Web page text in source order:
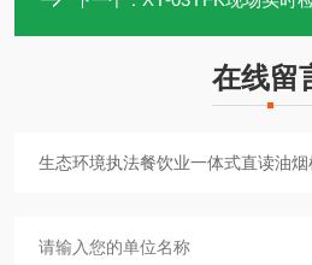
在线留